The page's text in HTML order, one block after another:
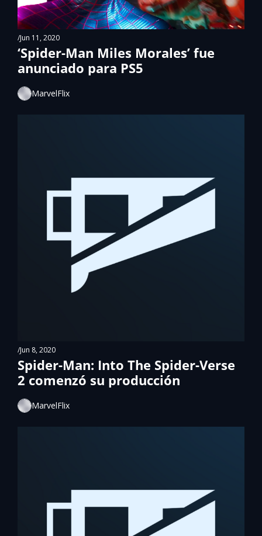
/Jun 11, 2020
‘Spider-Man Miles Morales’ fue
anunciado para PS5
MarvelFlix
/Jun 8, 2020
Spider-Man: Into The Spider-Verse
2 comenzó su producción
MarvelFlix